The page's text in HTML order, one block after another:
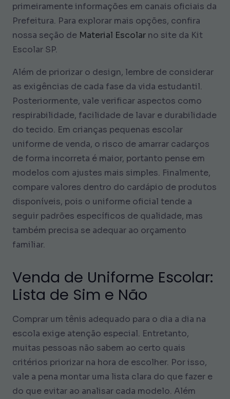
primeiramente informações em canais oficiais da
Prefeitura. Para explorar mais opções, confira
nossa seção de Material Escolar no site da Kit
Escolar SP.
Além de priorizar o design, lembre de considerar
as exigências de cada fase da vida estudantil.
Posteriormente, vale verificar aspectos como
respirabilidade, facilidade de lavar e durabilidade
do tecido. Em crianças pequenas escolar
uniforme de venda, o risco de amarrar cadarços
de forma incorreta é maior, portanto pense em
modelos com ajustes mais simples. Finalmente,
compare valores dentro do cardápio de produtos
disponíveis, pois o uniforme oficial tende a
seguir padrões específicos de qualidade, mas
também precisa se adequar ao orçamento
familiar.
Venda de Uniforme Escolar:
Lista de Sim e Não
Comprar um tênis adequado para o dia a dia na
escola exige atenção especial. Entretanto,
muitas pessoas não sabem ao certo quais
critérios priorizar na hora de escolher. Por isso,
vale a pena montar uma lista clara do que fazer e
do que evitar ao analisar cada modelo. Além